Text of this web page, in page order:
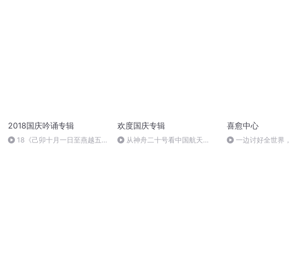
2018国庆吟诵专辑
18《己卯十月一日至燕越五
欢度国庆专辑
从神舟二十号看中国航天
喜愈中心
一边讨好全世界